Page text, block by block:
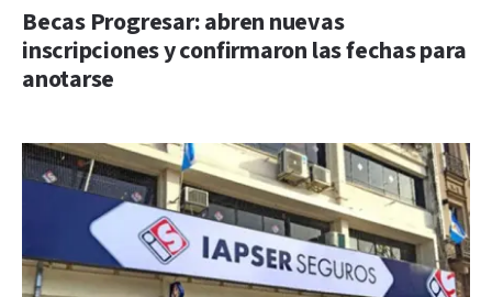
Becas Progresar: abren nuevas
inscripciones y confirmaron las fechas para
anotarse